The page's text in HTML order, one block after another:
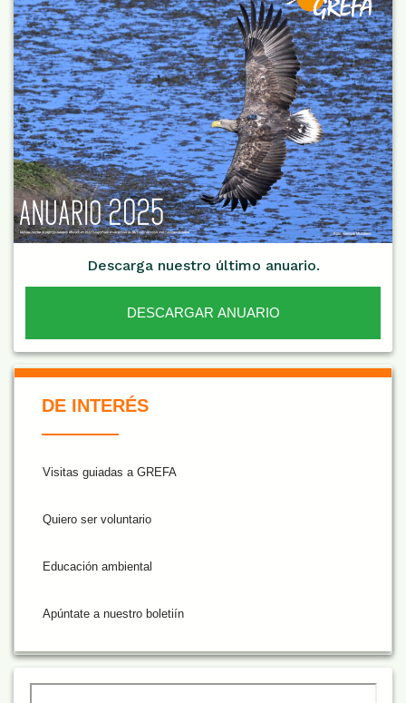
Descarga nuestro último anuario.
DESCARGAR ANUARIO
De Interés NARANJA
DE INTERÉS
Visitas guiadas a GREFA
Quiero ser voluntario
Educación ambiental
Apúntate a nuestro boletiín